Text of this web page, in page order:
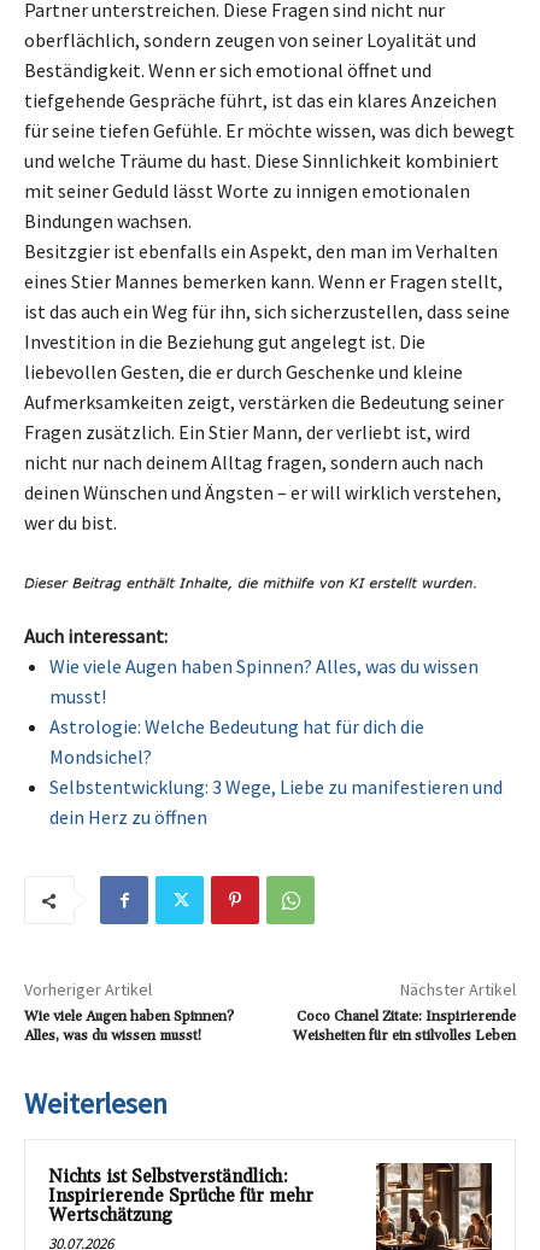
Partner unterstreichen. Diese Fragen sind nicht nur
oberflächlich, sondern zeugen von seiner Loyalität und
Beständigkeit. Wenn er sich emotional öffnet und
tiefgehende Gespräche führt, ist das ein klares Anzeichen
für seine tiefen Gefühle. Er möchte wissen, was dich bewegt
und welche Träume du hast. Diese Sinnlichkeit kombiniert
mit seiner Geduld lässt Worte zu innigen emotionalen
Bindungen wachsen.
Besitzgier ist ebenfalls ein Aspekt, den man im Verhalten
eines Stier Mannes bemerken kann. Wenn er Fragen stellt,
ist das auch ein Weg für ihn, sich sicherzustellen, dass seine
Investition in die Beziehung gut angelegt ist. Die
liebevollen Gesten, die er durch Geschenke und kleine
Aufmerksamkeiten zeigt, verstärken die Bedeutung seiner
Fragen zusätzlich. Ein Stier Mann, der verliebt ist, wird
nicht nur nach deinem Alltag fragen, sondern auch nach
deinen Wünschen und Ängsten – er will wirklich verstehen,
wer du bist.
Auch interessant:
Wie viele Augen haben Spinnen? Alles, was du wissen
musst!
Astrologie: Welche Bedeutung hat für dich die
Mondsichel?
Selbstentwicklung: 3 Wege, Liebe zu manifestieren und
dein Herz zu öffnen
Vorheriger Artikel
Wie viele Augen haben Spinnen?
Alles, was du wissen musst!
Nächster Artikel
Coco Chanel Zitate: Inspirierende
Weisheiten für ein stilvolles Leben
Weiterlesen
Nichts ist Selbstverständlich:
Inspirierende Sprüche für mehr
Wertschätzung
30.07.2026